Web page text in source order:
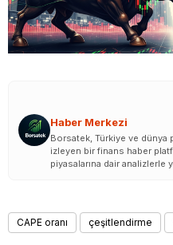
Haber Merkezi
Borsatek, Türkiye ve dünya
izleyen bir finans haber
piyasalarına dair analizlerle
CAPE oranı çeşitlendirme